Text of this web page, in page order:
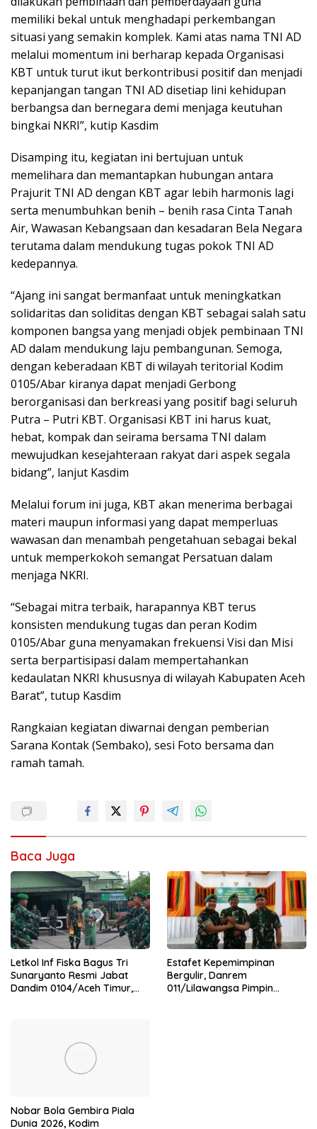
memiliki bekal untuk menghadapi perkembangan
situasi yang semakin komplek. Kami atas nama TNI AD
melalui momentum ini berharap kepada Organisasi
KBT untuk turut ikut berkontribusi positif dan menjadi
kepanjangan tangan TNI AD disetiap lini kehidupan
berbangsa dan bernegara demi menjaga keutuhan
bingkai NKRI”, kutip Kasdim
Disamping itu, kegiatan ini bertujuan untuk
memelihara dan memantapkan hubungan antara
Prajurit TNI AD dengan KBT agar lebih harmonis lagi
serta menumbuhkan benih – benih rasa Cinta Tanah
Air, Wawasan Kebangsaan dan kesadaran Bela Negara
terutama dalam mendukung tugas pokok TNI AD
kedepannya.
“Ajang ini sangat bermanfaat untuk meningkatkan
solidaritas dan soliditas dengan KBT sebagai salah satu
komponen bangsa yang menjadi objek pembinaan TNI
AD dalam mendukung laju pembangunan. Semoga,
dengan keberadaan KBT di wilayah teritorial Kodim
0105/Abar kiranya dapat menjadi Gerbong
berorganisasi dan berkreasi yang positif bagi seluruh
Putra – Putri KBT. Organisasi KBT ini harus kuat,
hebat, kompak dan seirama bersama TNI dalam
mewujudkan kesejahteraan rakyat dari aspek segala
bidang”, lanjut Kasdim
Melalui forum ini juga, KBT akan menerima berbagai
materi maupun informasi yang dapat memperluas
wawasan dan menambah pengetahuan sebagai bekal
untuk memperkokoh semangat Persatuan dalam
menjaga NKRI.
“Sebagai mitra terbaik, harapannya KBT terus
konsisten mendukung tugas dan peran Kodim
0105/Abar guna menyamakan frekuensi Visi dan Misi
serta berpartisipasi dalam mempertahankan
kedaulatan NKRI khususnya di wilayah Kabupaten Aceh
Barat”, tutup Kasdim
Rangkaian kegiatan diwarnai dengan pemberian
Sarana Kontak (Sembako), sesi Foto bersama dan
ramah tamah.
Baca Juga
Letkol Inf Fiska Bagus Tri
Sunaryanto Resmi Jabat
Dandim 0104/Aceh Timur,
Estafet Kepemimpinan
Bergulir, Danrem
011/Lilawangsa Pimpin
Nobar Bola Gembira Piala
Dunia 2026, Kodim